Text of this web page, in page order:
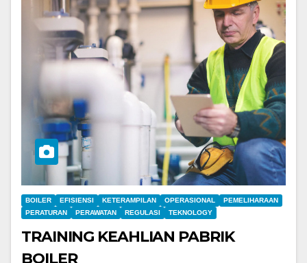
BOILER EFISIENSI KETERAMPILAN OPERASIONAL
PEMELIHARAAN
PERATURAN
PERAWATAN REGULASI TEKNOLOGY
TRAINING KEAHLIAN PABRIK
BOILER